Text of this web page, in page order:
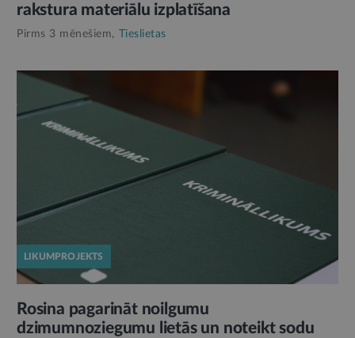
rakstura materiālu izplatīšana
Pirms 3 mēnešiem, Tieslietas
LIKUMPROJEKTS
Rosina pagarināt noilgumu
dzimumnoziegumu lietās un noteikt sodu